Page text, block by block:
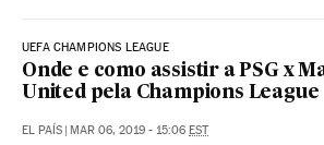
UEFA CHAMPIONS LEAGUE
Onde e como assistir a PSG x
United pela Champions League
EL PAÍS | MAR 06, 2019 - 15:06 EST